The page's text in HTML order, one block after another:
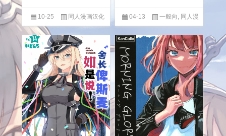
10-25
同人漫画汉化
04-13 一般向 , 同人漫